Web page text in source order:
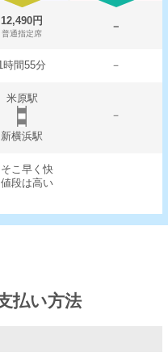
12,490円
普通指定席
－
時間55分 －
米原駅
－
新横浜駅
こ早く快
段は高い
払い方法